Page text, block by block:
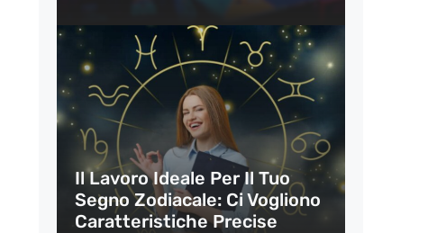
Il Lavoro Ideale Per Il Tuo
Segno Zodiacale: Ci Vogliono
Caratteristiche Precise